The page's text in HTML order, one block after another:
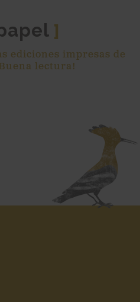
]
ediciones impresas de
lectura!